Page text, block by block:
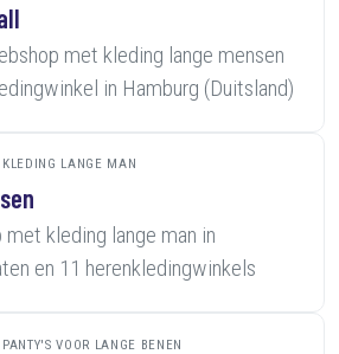
met kleding lange mensen
in Hamburg (Duitsland)
KLEDING LANGE MAN
met kleding lange man in
en 11 herenkledingwinkels
PANTY'S VOOR LANGE BENEN